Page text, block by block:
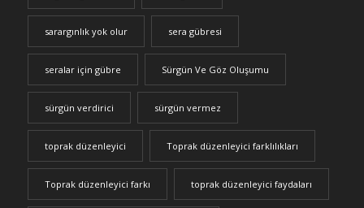
sarargınlık yok olur sera gübresi
seralar için gübre Sürgün Ve Göz Oluşumu
sürgün verdirici sürgün vermez
toprak düzenleyici Toprak düzenleyici farklılıkları
Toprak düzenleyici farkı toprak düzenleyici faydaları